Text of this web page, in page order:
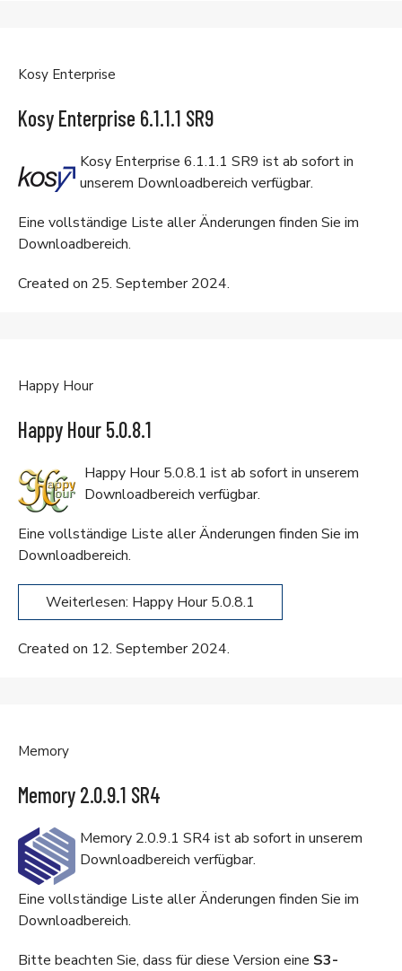
Kosy Enterprise
Kosy Enterprise 6.1.1.1 SR9
Kosy Enterprise 6.1.1.1 SR9 ist ab sofort in
unserem Downloadbereich verfügbar.
Eine vollständige Liste aller Änderungen finden Sie im
Downloadbereich.
Created on 25. September 2024.
Happy Hour
Happy Hour 5.0.8.1
Happy Hour 5.0.8.1 ist ab sofort in unserem
Downloadbereich verfügbar.
Eine vollständige Liste aller Änderungen finden Sie im
Downloadbereich.
Weiterlesen: Happy Hour 5.0.8.1
Created on 12. September 2024.
Memory
Memory 2.0.9.1 SR4
Memory 2.0.9.1 SR4 ist ab sofort in unserem
Downloadbereich verfügbar.
Eine vollständige Liste aller Änderungen finden Sie im
Downloadbereich.
Bitte beachten Sie, dass für diese Version eine S3-